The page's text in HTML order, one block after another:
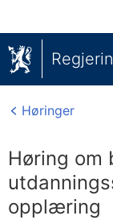
Høringer
Høring om
opplæring